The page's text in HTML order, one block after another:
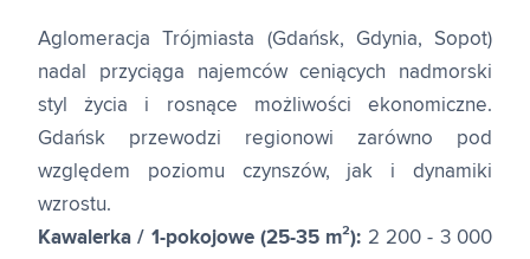
Aglomeracja Trójmiasta (Gdańsk, Gdynia, Sopot)
nadal przyciąga najemców ceniących nadmorski
styl życia i rosnące możliwości ekonomiczne.
Gdańsk przewodzi regionowi zarówno pod
względem poziomu czynszów, jak i dynamiki
wzrostu.
Kawalerka / 1-pokojowe (25-35 m²): 2 200 - 3 000